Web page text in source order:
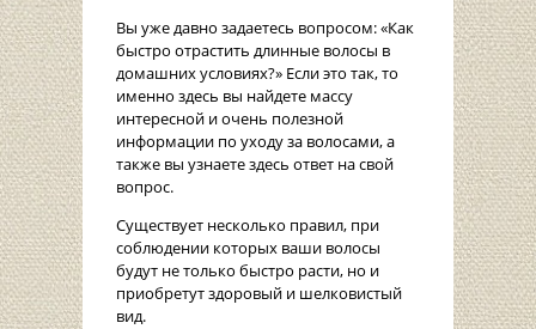
Вы уже давно задаетесь вопросом: «Как
быстро отрастить длинные волосы в
домашних условиях?» Если это так, то
именно здесь вы найдете массу
интересной и очень полезной
информации по уходу за волосами, а
также вы узнаете здесь ответ на свой
вопрос.
Существует несколько правил, при
соблюдении которых ваши волосы
будут не только быстро расти, но и
приобретут здоровый и шелковистый
вид.